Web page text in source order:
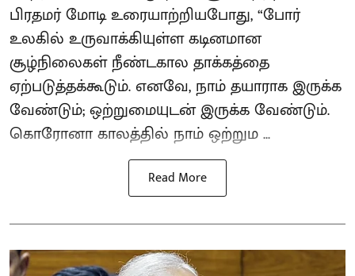
பிரதமர் மோடி உரையாற்றியபோது, “போர்
உலகில் உருவாக்கியுள்ள கடினமான
சூழ்நிலைகள் நீண்டகால தாக்கத்தை
ஏற்படுத்தக்கூடும். எனவே, நாம் தயாராக இருக்க
வேண்டும்; ஒற்றுமையுடன் இருக்க வேண்டும்.
கொரோனா காலத்தில் நாம் ஒற்றும ...
Read More